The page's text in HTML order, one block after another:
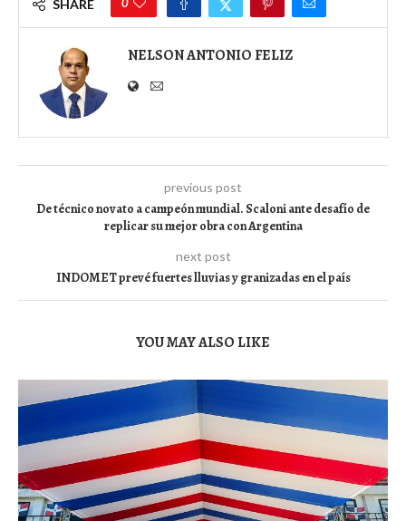
SHARE
NELSON ANTONIO FELIZ
previous post
De técnico novato a campeón mundial. Scaloni ante desafío de
replicar su mejor obra con Argentina
next post
INDOMET prevé fuertes lluvias y granizadas en el país
YOU MAY ALSO LIKE